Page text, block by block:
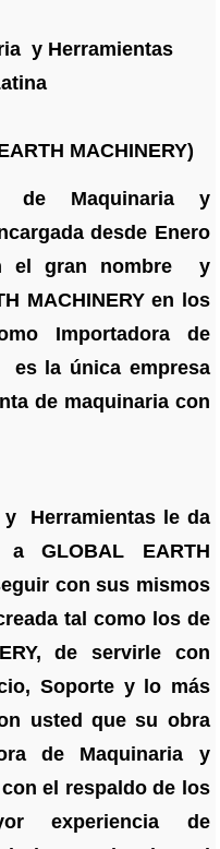
y Herramientas
MACHINERY)
de Maquinaria y
desde Enero
el gran nombre y
MACHINERY en los
Importadora de
es la única empresa
de maquinaria con
y Herramientas le da
GLOBAL EARTH
con sus mismos
tal como los de
de servirle con
Soporte y lo más
usted que su obra
de Maquinaria y
el respaldo de los
experiencia de